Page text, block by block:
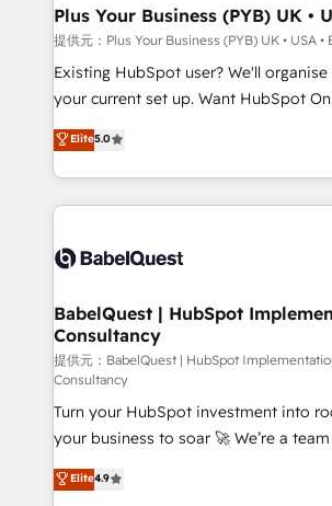
B2B SEO, paid media, and content. We work with
enterprise and growth-led companies
technology, professional services,
and industrial sectors. Offices in
implementations delivered. AI visibility coverage
across ChatGPT, Claude, Perplexity,
Innovation HubSpot Impact Award -
Migration Excellence HubSpot Impact
professionals.
Plus Your Business (PYB) UK •
提供元：Plus Your Business (PYB) UK • USA •
Existing HubSpot user? We'll
your current set up. Want HubSpot Onboarding?
We'll customise your CRM & automate
processes. Welcome to our Profile! We can help
with... • CRM implementation, reports
and team training • CRM migration:
Custom API integrations & ERP
super skilled members) • 150+ Clients
Marketing Hub, Service Hub, Data
(CMS) • ISO/IEC 27001:2022, ISO
now... ISO 42001: 2023 certified • Exclusive AI
'GuardHub' governance framework,
42001 - helping you 'organise complexity'
𝗳𝗼𝗿 𝘁𝗵𝗲 𝗻𝗲𝘅𝘁 𝘀𝘁𝗲𝗽? Click the 👈 '𝗖𝗼𝗻𝘁𝗮𝗰𝘁
𝗯𝘂𝘀𝗶𝗻𝗲𝘀𝘀' button to get in touch
Elite5.0
BabelQuest | HubSpot
Consultancy
提供元：BabelQuest | HubSpot
Consultancy
Turn your HubSpot investment into
your business to soar 🚀 We’re a team of accredited
HubSpot experts ready to help you. We can
implement the platform into complex
Elite4.9